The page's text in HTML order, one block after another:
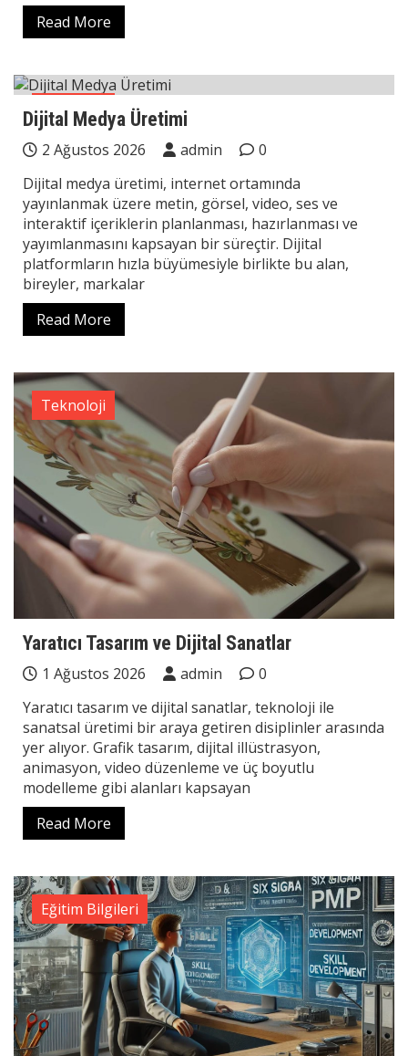
Read More
Teknoloji
Dijital Medya Üretimi
2 Ağustos 2026 admin
0
Dijital medya üretimi, internet ortamında
yayınlanmak üzere metin, görsel, video, ses ve
interaktif içeriklerin planlanması, hazırlanması ve
yayımlanmasını kapsayan bir süreçtir. Dijital
platformların hızla büyümesiyle birlikte bu alan,
bireyler, markalar
Read More
Teknoloji
Yaratıcı Tasarım ve Dijital Sanatlar
1 Ağustos 2026 admin
0
Yaratıcı tasarım ve dijital sanatlar, teknoloji ile
sanatsal üretimi bir araya getiren disiplinler arasında
yer alıyor. Grafik tasarım, dijital illüstrasyon,
animasyon, video düzenleme ve üç boyutlu
modelleme gibi alanları kapsayan
Read More
Eğitim Bilgileri